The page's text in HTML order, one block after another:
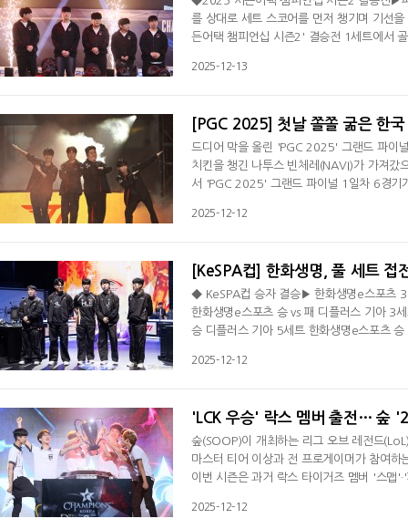
를 상대로 세트 스코어를 먼저 챙기며 기선
든어택 챔피언십 시즌2' 결승전 1세트에서
차단했다. 세트 스코어를 먼저 챙긴 뒤 우승
2025-12-13
[PGC 2025] 첫날 쫄쫄 굶은 한
드디어 막을 올린 'PGC 2025' 그랜드 파이
치킨을 챙긴 나투스 빈체레(NAVI)가 가져
서 'PGC 2025' 그랜드 파이널 1일차 6경기
경기. 첫 자기장이 남쪽으로 향한 가운데 T1
2025-12-12
[KeSPA컵] 한화생명, 풀 세트 접
◆ KeSPA컵 승자 결승▶ 한화생명e스포츠 3
한화생명e스포츠 승 vs 패 디플러스 기아 3
승 디플러스 기아 5세트 한화생명e스포츠
압했다. 한화생명은 이날 승리로 가장 먼저
2025-12-12
'LCK 우승' 락스 멤버 출전… 숲
숲(SOOP)이 개최하는 리그 오브 레전드
마스터 티어 이상과 전 프로게이머가 참여
이번 시즌은 과거 락스 타이거즈 멤버 '스맵
경기씩 직접 출전하는 식스맨 제도가 새롭
2025-12-12